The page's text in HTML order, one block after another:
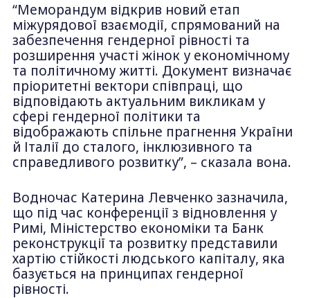
“Меморандум відкрив новий етап
міжурядової взаємодії, спрямований на
забезпечення гендерної рівності та
розширення участі жінок у економічному
та політичному житті. Документ визначає
пріоритетні вектори співпраці, що
відповідають актуальним викликам у
сфері гендерної політики та
відображають спільне прагнення України
й Італії до сталого, інклюзивного та
справедливого розвитку”, – сказала вона.
Водночас Катерина Левченко зазначила,
що під час конференції з відновлення у
Римі, Міністерство економіки та Банк
реконструкції та розвитку представили
хартію стійкості людського капіталу, яка
базується на принципах гендерної
рівності.